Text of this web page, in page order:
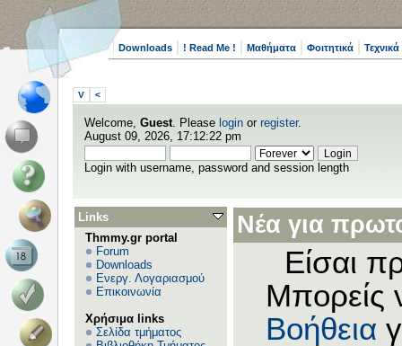
Downloads ! Read Me ! Μαθήματα Φοιτητικά
V <
Welcome, Guest. Please login or register.
August 09, 2026, 17:12:22 pm
Login with username, password and session length
Links
Thmmy.gr portal
Forum
Downloads
Ενεργ. Λογαριασμού
Επικοινωνία
Χρήσιμα links
Σελίδα τμήματος
Νέα για
Είσαι
Μπορείς
Βοήθεια